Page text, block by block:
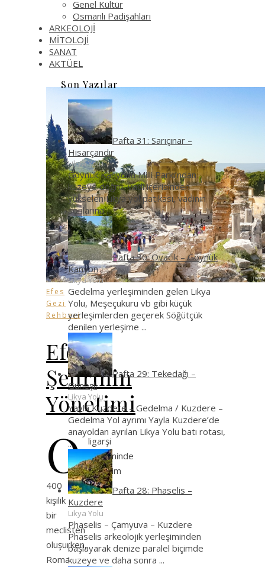
Genel Kültür
Osmanlı Padişahları
ARKEOLOJİ
MİTOLOJİ
SANAT
AKTÜEL
Efes
Gezi
Rehberi
Efes
Şehrinin
Yönetimi
O ligarşi
döneminde
yönetim
400
kişilik
bir
meclisten
oluşurken,
Roma
Son Yazılar
Pafta 31: Sarıçınar –
Hisarçandır
Likya Yolu
Göynük Kanyonu Milli Parkı’ndan
kuzeye doğru, vadi içerisinden
yükselen Likya yol patikası, vadinin
sonlarına...
Pafta 30: Ovacık – Göynük
Kanyon
Likya Yolu
Gedelma yerleşiminden gelen Likya
Yolu, Meşeçukuru vb gibi küçük
yerleşimlerden geçerek Söğütçük
denilen yerleşime ...
Pafta 29: Tekedağı –
Güneşli
Likya Yolu
Yayla Kuzdere – Gedelma / Kuzdere –
Gedelma Yol ayrımı Yayla Kuzdere’de
anayoldan ayrılan Likya Yolu batı rotası,
...
Pafta 28: Phaselis –
Kuzdere
Likya Yolu
Phaselis – Çamyuva – Kuzdere
Phaselis arkeolojik yerleşiminden
başlayarak denize paralel biçimde
kuzeye ve daha sonra ...